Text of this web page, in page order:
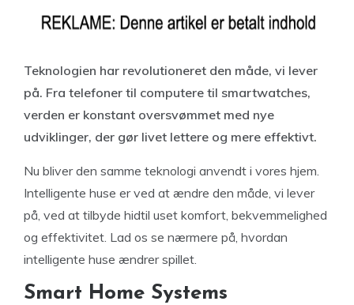
Teknologien har revolutioneret den måde, vi lever
på. Fra telefoner til computere til smartwatches,
verden er konstant oversvømmet med nye
udviklinger, der gør livet lettere og mere effektivt.
Nu bliver den samme teknologi anvendt i vores hjem.
Intelligente huse er ved at ændre den måde, vi lever
på, ved at tilbyde hidtil uset komfort, bekvemmelighed
og effektivitet. Lad os se nærmere på, hvordan
intelligente huse ændrer spillet.
Smart Home Systems